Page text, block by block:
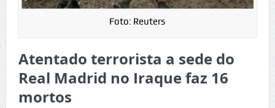
Foto: Reuters
Atentado terrorista a sede do
Real Madrid no Iraque faz 16
mortos